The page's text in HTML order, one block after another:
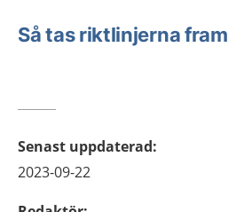
Så tas riktlinjerna fram
Senast uppdaterad:
2023-09-22